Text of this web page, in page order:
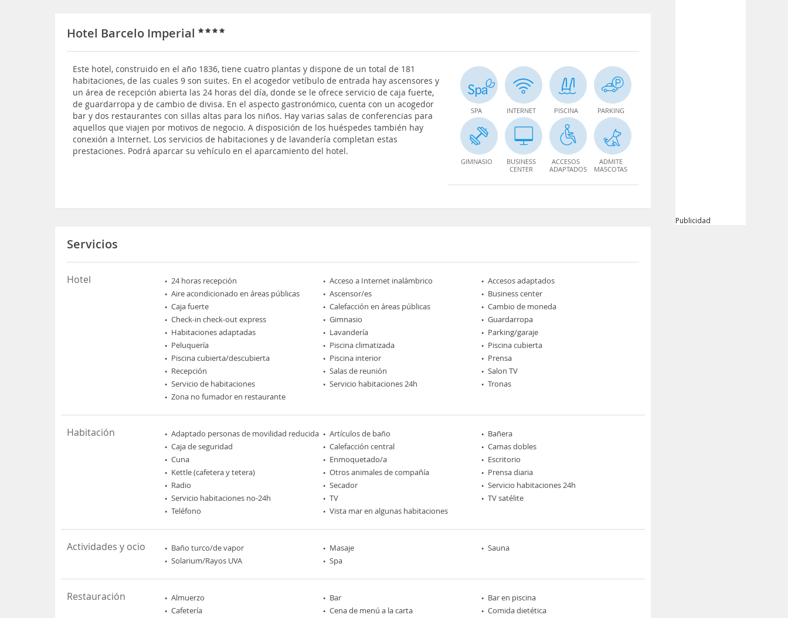
Hotel Barcelo Imperial
Este hotel, construido en el año 1836, tiene cuatro plantas y dispone de un total de 181
habitaciones, de las cuales 9 son suites. En el acogedor vetíbulo de entrada hay ascensores y
un área de recepción abierta las 24 horas del día, donde se le ofrece servicio de caja fuerte,
de guardarropa y de cambio de divisa. En el aspecto gastronómico, cuenta con un acogedor
bar y dos restaurantes con sillas altas para los niños. Hay varias salas de conferencias para
aquellos que viajen por motivos de negocio. A disposición de los huéspedes también hay
conexión a Internet. Los servicios de habitaciones y de lavandería completan estas
prestaciones. Podrá aparcar su vehículo en el aparcamiento del hotel.
SPA INTERNET PISCINA PARKING
GIMNASIO
BUSINESS
CENTER
ACCESOS
ADAPTADOS
ADMITE
MASCOTAS
Servicios
Hotel 24 horas recepción Acceso a Internet inalámbrico
Accesos adaptados
Aire acondicionado en áreas públicas
Ascensor/es
Business center
Caja fuerte
Calefacción en áreas públicas
Cambio de moneda
Check-in check-out express
Gimnasio
Guardarropa
Habitaciones adaptadas
Lavandería
Parking/garaje
Peluquería
Piscina climatizada
Piscina cubierta
Piscina cubierta/descubierta
Piscina interior
Prensa
Recepción
Salas de reunión
Salon TV
Servicio de habitaciones
Servicio habitaciones 24h
Tronas
Zona no fumador en restaurante
Habitación Adaptado personas de movilidad reducida Artículos de baño
Bañera
Caja de seguridad
Calefacción central
Camas dobles
Cuna
Enmoquetado/a
Escritorio
Kettle (cafetera y tetera)
Otros animales de compañía
Prensa diaria
Radio
Secador
Servicio habitaciones 24h
Servicio habitaciones no-24h
TV
TV satélite
Teléfono
Vista mar en algunas habitaciones
Actividades y ocio Baño turco/de vapor Masaje
Sauna
Solarium/Rayos UVA
Spa
Restauración Almuerzo Bar
Bar en piscina
Cafetería
Cena de menú a la carta
Comida dietética
Publicidad